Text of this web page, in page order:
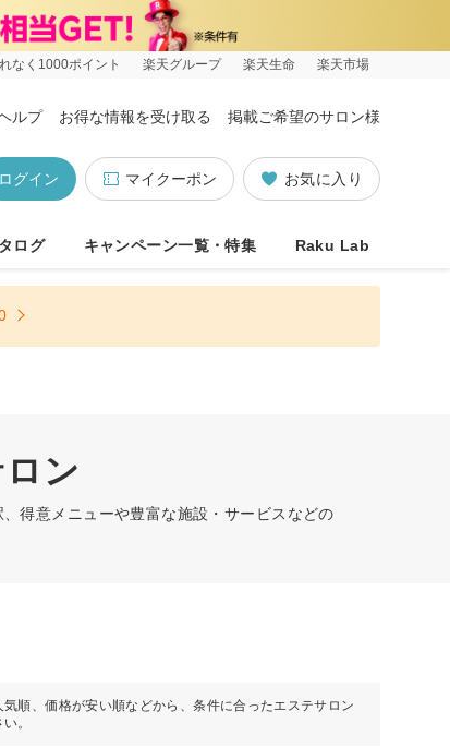
なく1000ポイント 楽天グループ 楽天生命 楽天市場
ルプ お得な情報を受け取る 掲載ご希望のサロン様
お気に入り
マイクーポン
ログイン
ログ キャンペーン一覧・特集 Raku Lab
ン
得意メニューや豊富な施設・サービスなどの
気順、価格が安い順などから、条件に合ったエステサロン
。